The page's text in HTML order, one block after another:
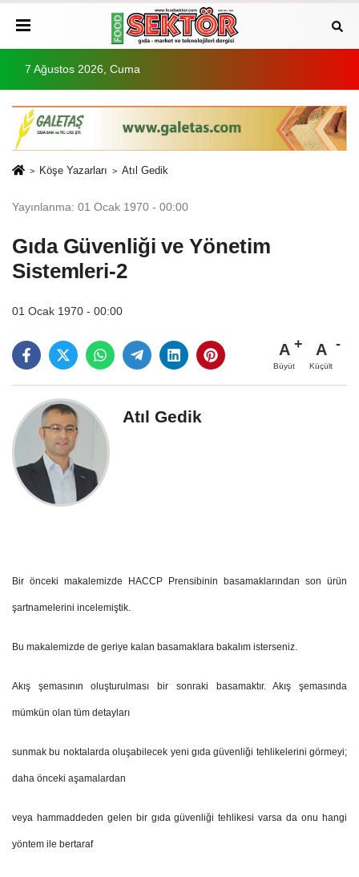
7 Ağustos 2026, Cuma
Köşe Yazarları Atıl Gedik
Yayınlanma: 01 Ocak 1970 - 00:00
Gıda Güvenliği ve Yönetim
Sistemleri-2
01 Ocak 1970 - 00:00
A
Büyüt
A
Küçült
Atıl Gedik
Bir önceki makalemizde HACCP Prensibinin basamaklarından son ürün
şartnamelerini incelemiştik.
Bu makalemizde de geriye kalan basamaklara bakalım isterseniz.
Akış şemasının oluşturulması bir sonraki basamaktır. Akış şemasında
mümkün olan tüm detayları
sunmak bu noktalarda oluşabilecek yeni gıda güvenliği tehlikelerini görmeyi;
daha önceki aşamalardan
veya hammaddeden gelen bir gıda güvenliği tehlikesi varsa da onu hangi
yöntem ile bertaraf